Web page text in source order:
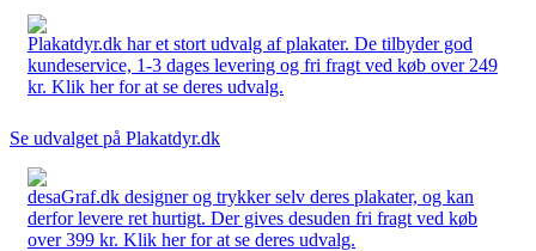
Plakatdyr.dk har et stort udvalg af plakater. De tilbyder god
kundeservice, 1-3 dages levering og fri fragt ved køb over 249
kr. Klik her for at se deres udvalg.
Se udvalget på Plakatdyr.dk
desaGraf.dk designer og trykker selv deres plakater, og kan
derfor levere ret hurtigt. Der gives desuden fri fragt ved køb
over 399 kr. Klik her for at se deres udvalg.